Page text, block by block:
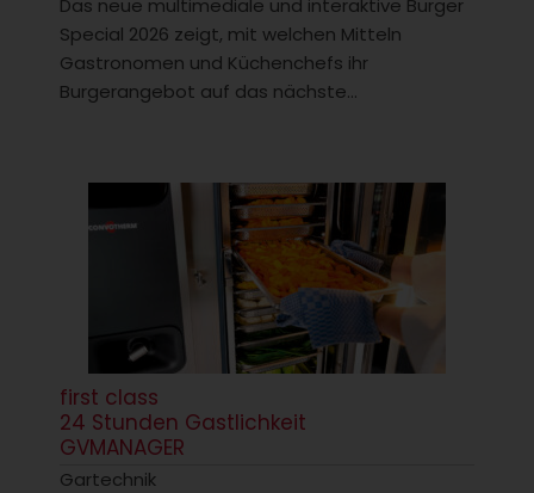
Das neue multimediale und interaktive Burger
Special 2026 zeigt, mit welchen Mitteln
Gastronomen und Küchenchefs ihr
Burgerangebot auf das nächste...
first class
24 Stunden Gastlichkeit
GVMANAGER
Gartechnik